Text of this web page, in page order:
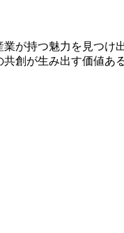
が持つ魅力を見つ
創が生み出す価値あ